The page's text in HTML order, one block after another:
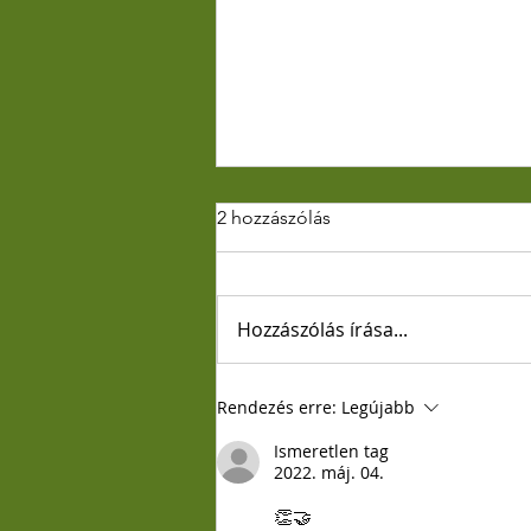
2 hozzászólás
Hozzászólás írása...
Rendezés erre: Legújabb
Ismeretlen tag
2022. máj. 04.
👏🤝